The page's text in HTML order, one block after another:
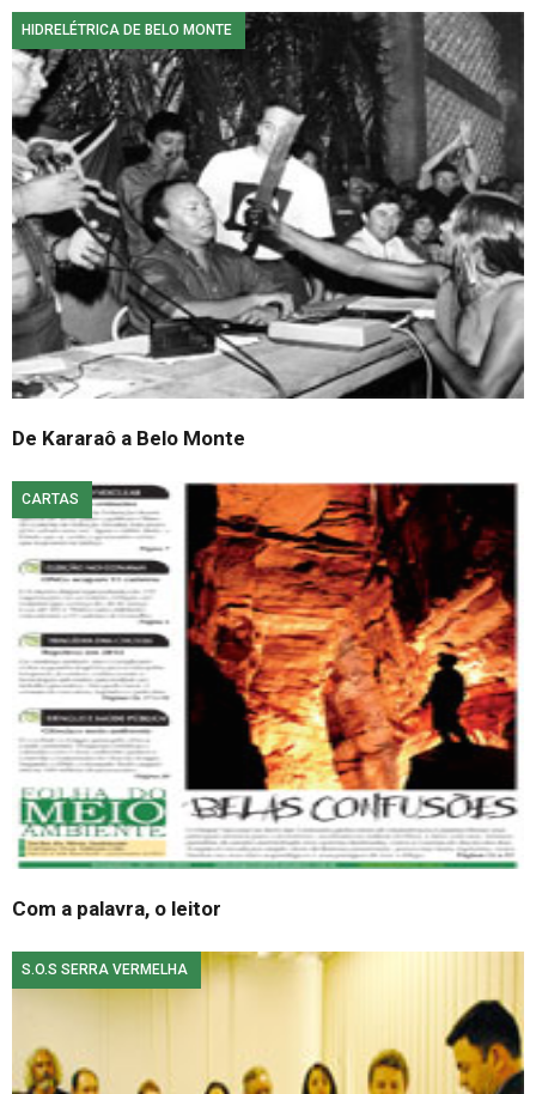
HIDRELÉTRICA DE BELO MONTE
De Kararaô a Belo Monte
CARTAS
Com a pala­vra, o leitor
S.O.S SERRA VERMELHA